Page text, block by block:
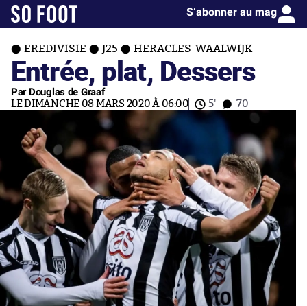
S’abonner au mag
EREDIVISIE J25 HERACLES-WAALWIJK
Entrée, plat, Dessers
Par Douglas de Graaf
LE DIMANCHE 08 MARS 2020 À 06:00 5' 70